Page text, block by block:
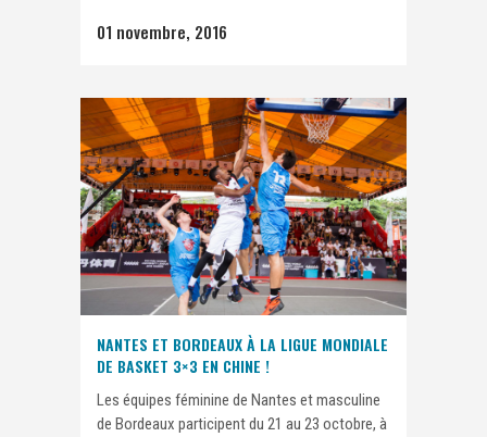
01 novembre, 2016
NANTES ET BORDEAUX À LA LIGUE MONDIALE
DE BASKET 3×3 EN CHINE !
Les équipes féminine de Nantes et masculine
de Bordeaux participent du 21 au 23 octobre, à